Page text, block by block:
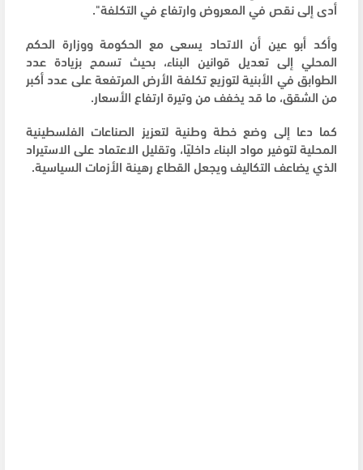
أدى إلى نقص في المعروض وارتفاع في التكلفة".
وأكد أبو عين أن الاتحاد يسعى مع الحكومة ووزارة الحكم
المحلي إلى تعديل قوانين البناء، بحيث تسمح بزيادة عدد
الطوابق في الأبنية لتوزيع تكلفة الأرض المرتفعة على عدد أكبر
من الشقق، ما قد يخفف من وتيرة ارتفاع الأسعار.
كما دعا إلى وضع خطة وطنية لتعزيز الصناعات الفلسطينية
المحلية لتوفير مواد البناء داخليًا، وتقليل الاعتماد على الاستيراد
الذي يضاعف التكاليف ويجعل القطاع رهينة الأزمات السياسية.